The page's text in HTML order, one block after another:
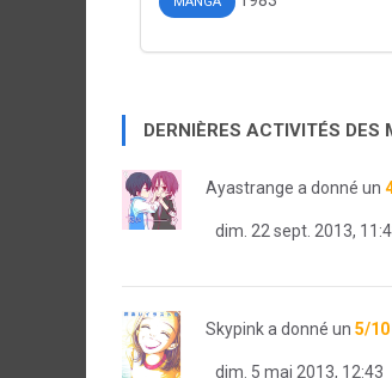
DERNIÈRES ACTIVITÉS DES
Ayastrange a donné un
dim. 22 sept. 2013,
Skypinka donné un 5/10
dim. 5 mai 2013, 12:43